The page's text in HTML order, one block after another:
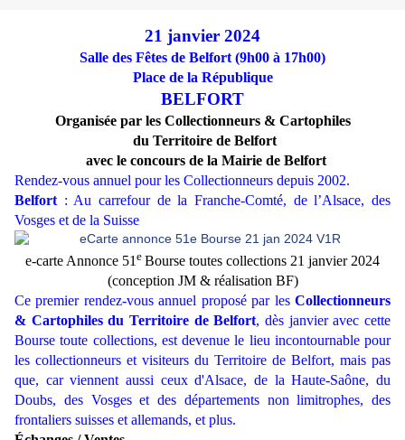
21 janvier 2024
Salle des Fêtes de Belfort (9h00 à 17h00)
Place de la République
BELFORT
Organisée par les Collectionneurs & Cartophiles
du Territoire de Belfort
avec le concours de la Mairie de Belfort
Rendez-vous annuel pour les Collectionneurs depuis 2002.
Belfort : Au carrefour de la Franche-Comté, de l’Alsace, des
Vosges et de la Suisse
e-carte Annonce 51 e Bourse toutes collections 21 janvier 2024
(conception JM & réalisation BF)
Ce premier rendez-vous annuel proposé par les Collectionneurs
& Cartophiles du Territoire de Belfort, dès janvier avec cette
Bourse toute collections, est devenue le lieu incontournable pour
les collectionneurs et visiteurs du Territoire de Belfort, mais pas
que, car viennent aussi ceux d'Alsace, de la Haute-Saône, du
Doubs, des Vosges et des départements non limitrophes, des
frontaliers suisses et allemands, et plus.